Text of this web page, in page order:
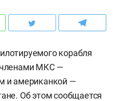
корабля
МКС —
и американкой —
Об этом сообщается